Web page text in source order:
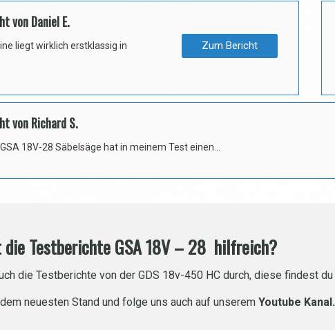
von Daniel E.
liegt wirklich erstklassig in
Zum Bericht
von Richard S.
18V-28 Säbelsäge hat in meinem Test einen…
die Testberichte GSA 18V – 28 hilfreich?
die Testberichte von der GDS 18v-450 HC durch, diese findest du
neuesten Stand und folge uns auch auf unserem Youtube Kanal.